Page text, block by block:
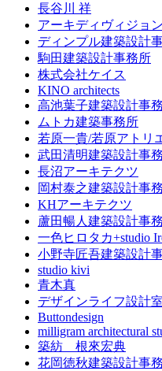
長谷川 祥
アーキディヴィジョン
ディンプル建築設計
駒田建築設計事務所
株式会社ケイス
KINO architects
高池葉子建築設計事
ムトカ建築事務所
若原一貴/若原アトリ
武田清明建築設計事
長沼アーキテクツ
岡村泰之建築設計事
KHアーキテクツ
蘆田暢人建築設計事
一色ヒロタカ+studio
小野寺匠吾建築設計
studio kivi
青木真
デザインライフ設計室
Buttondesign
milligram architectural
築紡 根來宏典
花岡徳秋建築設計事